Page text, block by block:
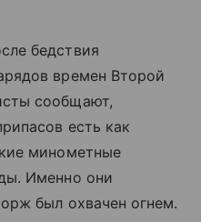
бедствия
времен Второй
сообщают,
есть как
минометные
Именно они
был охвачен огнем.